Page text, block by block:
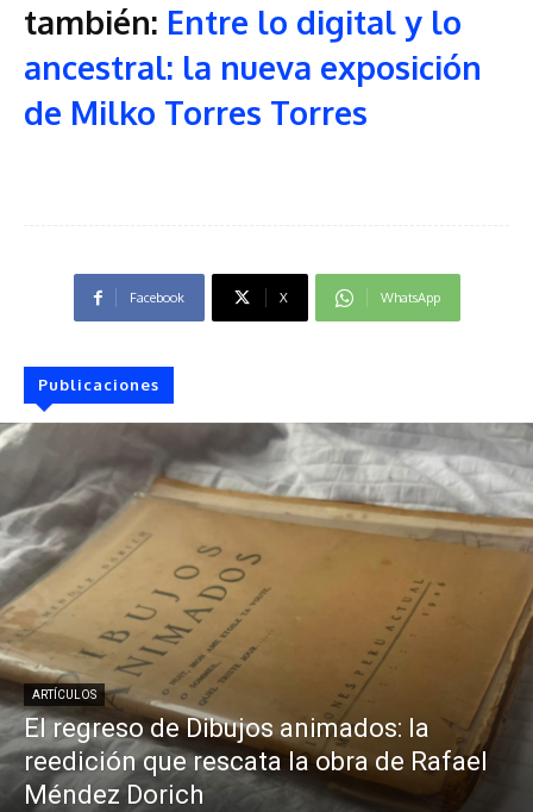
también: Entre lo digital y lo
ancestral: la nueva exposición
de Milko Torres Torres
Facebook X WhatsApp
Publicaciones
ARTÍCULOS
El regreso de Dibujos animados: la
reedición que rescata la obra de Rafael
Méndez Dorich